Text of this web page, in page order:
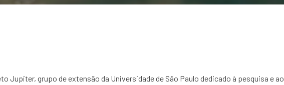
Jupiter, grupo de extensão da Universidade de São Paulo dedicado à pesquisa e ao